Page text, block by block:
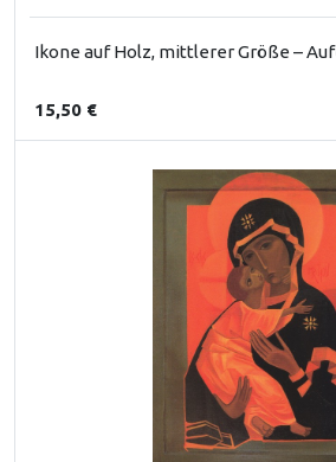
Ikone auf Holz, mittlerer Größe –
15,50 €